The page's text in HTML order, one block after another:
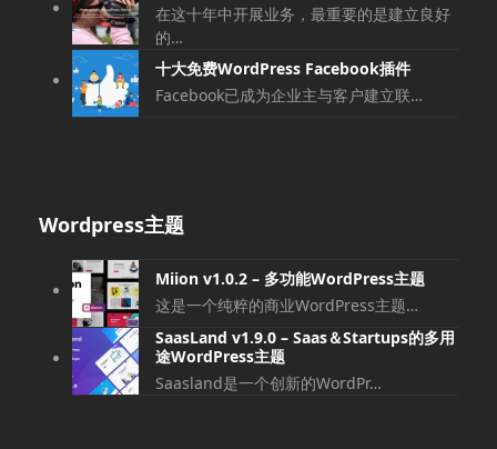
在这十年中开展业务，最重要的是建立良好
的…
十大免费WordPress Facebook插件
Facebook已成为企业主与客户建立联…
Wordpress主题
Miion v1.0.2 – 多功能WordPress主题
这是一个纯粹的商业WordPress主题…
SaasLand v1.9.0 – Saas＆Startups的多用
途WordPress主题
Saasland是一个创新的WordPr…